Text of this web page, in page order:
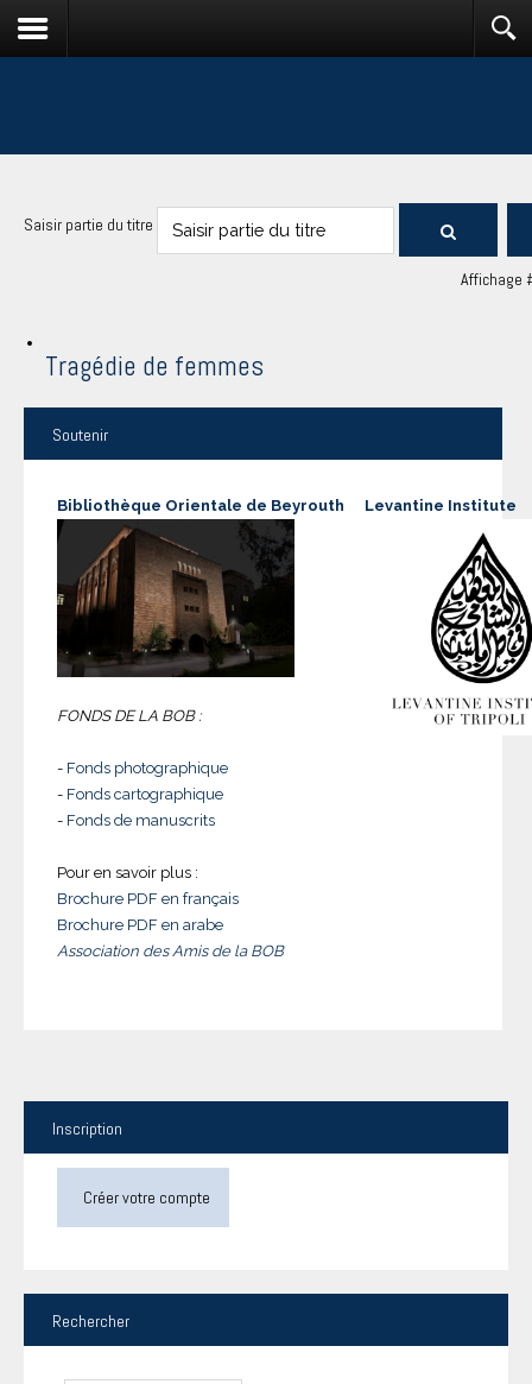
Saisir partie du titre
Affichage
Tragédie de femmes
Soutenir
Bibliothèque Orientale de Beyrouth
FONDS DE LA BOB :
- Fonds photographique
- Fonds cartographique
- Fonds de manuscrits
Pour en savoir plus :
Brochure PDF en français
Brochure PDF en arabe
Association des Amis de la BOB
Levantine Institute
Inscription
Créer votre compte
Rechercher